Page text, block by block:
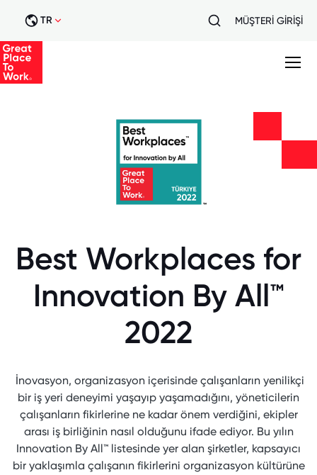
TR MÜŞTERİ GİRİŞİ
Best Workplaces for
Innovation By All™
2022
İnovasyon, organizasyon içerisinde çalışanların yenilikçi
bir iş yeri deneyimi yaşayıp yaşamadığını, yöneticilerin
çalışanların fikirlerine ne kadar önem verdiğini, ekipler
arası iş birliğinin nasıl olduğunu ifade ediyor. Bu yılın
Innovation By All™ listesinde yer alan şirketler, kapsayıcı
bir yaklaşımla çalışanın fikirlerini organizasyon kültürüne